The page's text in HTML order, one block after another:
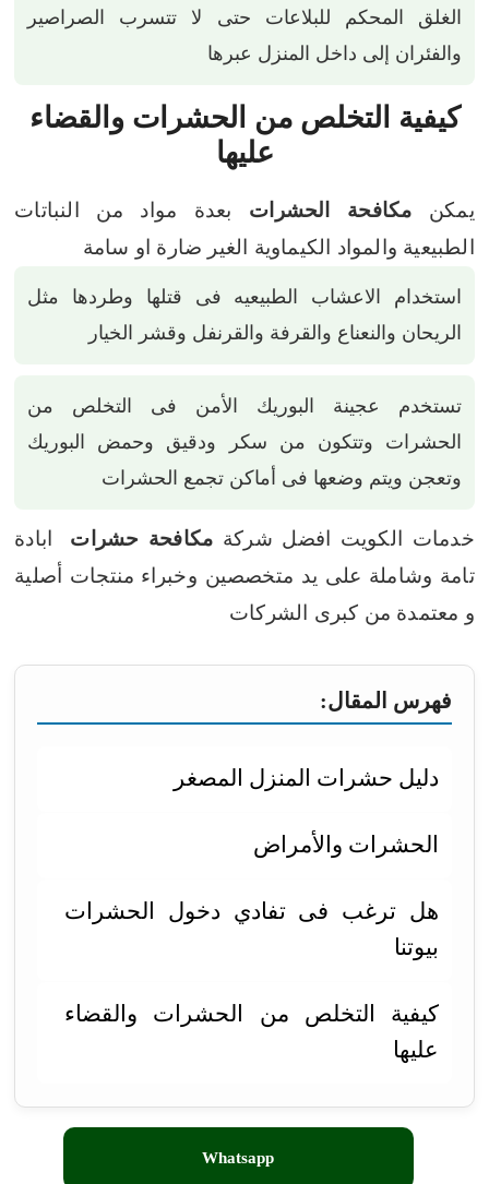
الغلق المحكم للبلاعات حتى لا تتسرب الصراصير
والفئران إلى داخل المنزل عبرها
كيفية التخلص من الحشرات والقضاء
عليها
يمكن مكافحة الحشرات بعدة مواد من النباتات
الطبيعية والمواد الكيماوية الغير ضارة او سامة
استخدام الاعشاب الطبيعيه فى قتلها وطردها مثل
الريحان والنعناع والقرفة والقرنفل وقشر الخيار
تستخدم عجينة البوريك الأمن فى التخلص من
الحشرات وتتكون من سكر ودقيق وحمض البوريك
وتعجن ويتم وضعها فى أماكن تجمع الحشرات
خدمات الكويت افضل شركة مكافحة حشرات
ابادة
تامة وشاملة على يد متخصصين وخبراء منتجات أصلية
و معتمدة من كبرى الشركات
فهرس المقال:
دليل حشرات المنزل المصغر
الحشرات والأمراض
هل ترغب فى تفادي دخول الحشرات
بيوتنا
كيفية التخلص من الحشرات والقضاء
عليها
Whatsapp